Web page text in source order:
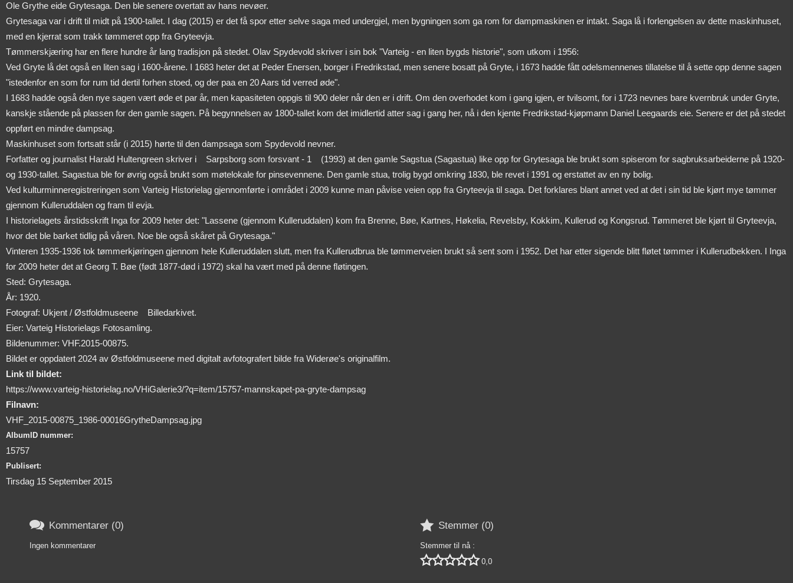
Ole Grythe eide Grytesaga. Den ble senere overtatt av hans nevøer.
Grytesaga var i drift til midt på 1900-tallet. I dag (2015) er det få spor etter selve saga med undergjel, men bygningen som ga rom for dampmaskinen er intakt. Saga lå i forlengelsen av dette maskinhuset,
med en kjerrat som trakk tømmeret opp fra Gryteevja.
Tømmerskjæring har en flere hundre år lang tradisjon på stedet. Olav Spydevold skriver i sin bok "Varteig - en liten bygds historie", som utkom i 1956:
Ved Gryte lå det også en liten sag i 1600-årene. I 1683 heter det at Peder Enersen, borger i Fredrikstad, men senere bosatt på Gryte, i 1673 hadde fått odelsmennenes tillatelse til å sette opp denne sagen
"istedenfor en som for rum tid dertil forhen stoed, og der paa en 20 Aars tid verred øde".
I 1683 hadde også den nye sagen vært øde et par år, men kapasiteten oppgis til 900 deler når den er i drift. Om den overhodet kom i gang igjen, er tvilsomt, for i 1723 nevnes bare kvernbruk under Gryte,
kanskje stående på plassen for den gamle sagen. På begynnelsen av 1800-tallet kom det imidlertid atter sag i gang her, nå i den kjente Fredrikstad-kjøpmann Daniel Leegaards eie. Senere er det på stedet
oppført en mindre dampsag.
Maskinhuset som fortsatt står (i 2015) hørte til den dampsaga som Spydevold nevner.
Forfatter og journalist Harald Hultengreen skriver i
Sarpsborg som forsvant - 1
(1993) at den gamle Sagstua (Sagastua) like opp for Grytesaga ble brukt som spiserom for sagbruksarbeiderne på 1920-
og 1930-tallet. Sagastua ble for øvrig også brukt som møtelokale for pinsevennene. Den gamle stua, trolig bygd omkring 1830, ble revet i 1991 og erstattet av en ny bolig.
Ved kulturminneregistreringen som Varteig Historielag gjennomførte i området i 2009 kunne man påvise veien opp fra Gryteevja til saga. Det forklares blant annet ved at det i sin tid ble kjørt mye tømmer
gjennom Kulleruddalen og fram til evja.
I historielagets årstidsskrift Inga for 2009 heter det: "Lassene (gjennom Kulleruddalen) kom fra Brenne, Bøe, Kartnes, Høkelia, Revelsby, Kokkim, Kullerud og Kongsrud. Tømmeret ble kjørt til Gryteevja,
hvor det ble barket tidlig på våren. Noe ble også skåret på Grytesaga."
Vinteren 1935-1936 tok tømmerkjøringen gjennom hele Kulleruddalen slutt, men fra Kullerudbrua ble tømmerveien brukt så sent som i 1952. Det har etter sigende blitt fløtet tømmer i Kullerudbekken. I Inga
for 2009 heter det at Georg T. Bøe (født 1877-død i 1972) skal ha vært med på denne fløtingen.
Sted: Grytesaga.
År: 1920.
Fotograf: Ukjent / Østfoldmuseene
Billedarkivet.
Eier: Varteig Historielags Fotosamling.
Bildenummer: VHF.2015-00875.
Bildet er oppdatert 2024 av Østfoldmuseene med digitalt avfotografert bilde fra Widerøe's originalfilm.
Link til bildet:
https://www.varteig-historielag.no/VHiGalerie3/?q=item/15757-mannskapet-pa-gryte-dampsag
Filnavn:
VHF_2015-00875_1986-00016GrytheDampsag.jpg
AlbumID nummer:
15757
Publisert:
Tirsdag 15 September 2015
 Stemmer (0)
Stemmer til nå :
 0,0
 Kommentarer (0)
Ingen kommentarer